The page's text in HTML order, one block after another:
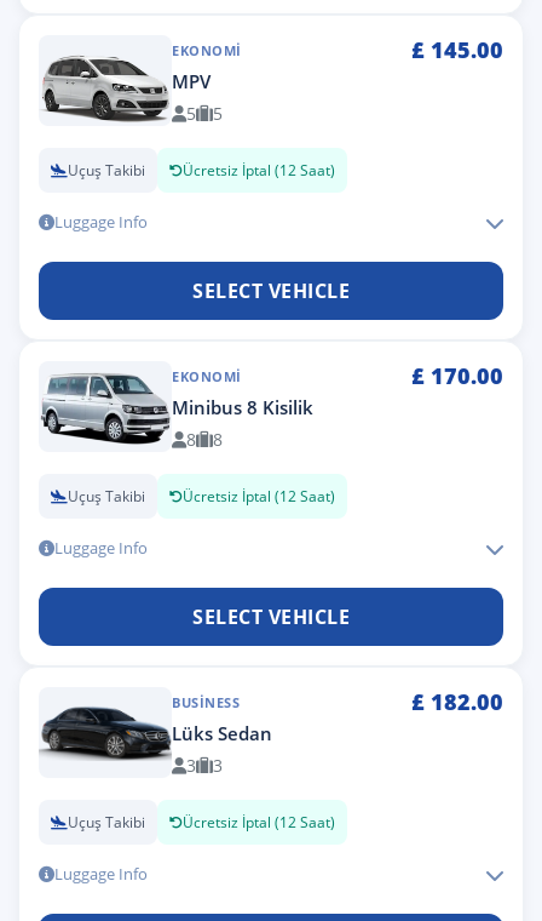
EKONOMI £ 145.00
MPV
5 5
Uçuş Takibi Ücretsiz İptal (12 Saat)
Luggage Info
SELECT VEHICLE
EKONOMI £ 170.00
Minibus 8 Kisilik
8 8
Uçuş Takibi Ücretsiz İptal (12 Saat)
Luggage Info
SELECT VEHICLE
BUSINESS £ 182.00
Lüks Sedan
3 3
Uçuş Takibi Ücretsiz İptal (12 Saat)
Luggage Info